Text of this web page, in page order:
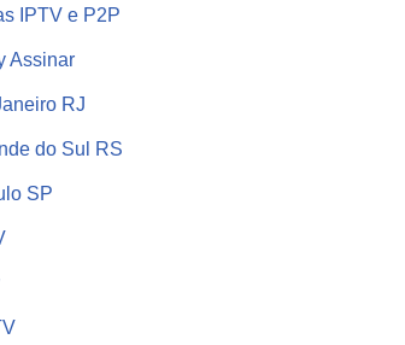
IPTV e P2P
Assinar
RJ
do Sul RS
SP